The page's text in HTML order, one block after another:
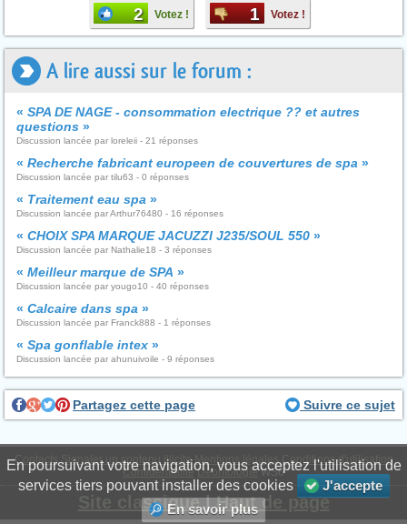
2 Votez ! 1 Votez !
A lire aussi sur le forum :
« SPA DE NAGE - consommation electrique ?? et autres
questions »
Discussion lancée par loreleii - 21 réponses
« Recherche fabricant europeen de couvertures de spa »
Discussion lancée par tilu63 - 0 réponses
« Traitement eau spa »
Discussion lancée par Arthur76480 - 16 réponses
« CHOIX SPA MARQUE JACUZZI J235/SOUL 550 »
Discussion lancée par Nathalie18 - 3 réponses
« Meilleur marque de SPA »
Discussion lancée par yougo10 - 40 réponses
« Calcaire dans spa »
Discussion lancée par Franck888 - 1 réponses
« Spa gonflable intex »
Discussion lancée par ahunuivoile - 9 réponses
Partagez cette page Suivre ce sujet
Contacts Signaler un contenu illicite Mentions légales Conditions d'utilisation
Confidentialité DéontologieWS6
Site classique|Haut de page
En poursuivant votre navigation, vous acceptez l'utilisation de
services tiers pouvant installer des cookies
J'accepte
En savoir plus